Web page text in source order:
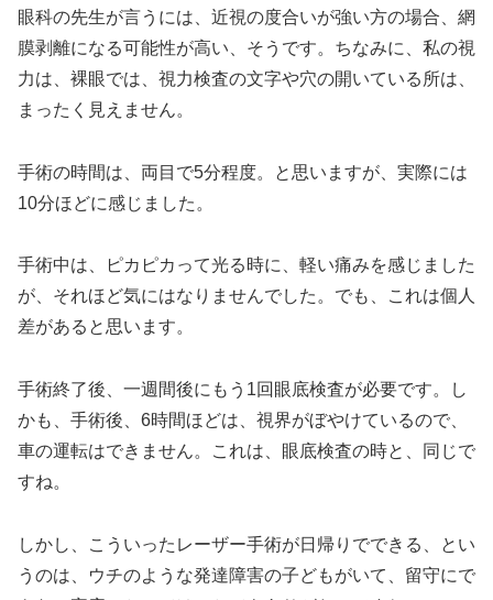
眼科の先生が言うには、近視の度合いが強い方の場合、網
膜剥離になる可能性が高い、そうです。ちなみに、私の視
力は、裸眼では、視力検査の文字や穴の開いている所は、
まったく見えません。
手術の時間は、両目で5分程度。と思いますが、実際には
10分ほどに感じました。
手術中は、ピカピカって光る時に、軽い痛みを感じました
が、それほど気にはなりませんでした。でも、これは個人
差があると思います。
手術終了後、一週間後にもう1回眼底検査が必要です。し
かも、手術後、6時間ほどは、視界がぼやけているので、
車の運転はできません。これは、眼底検査の時と、同じで
すね。
しかし、こういったレーザー手術が日帰りでできる、とい
うのは、ウチのような発達障害の子どもがいて、留守にで